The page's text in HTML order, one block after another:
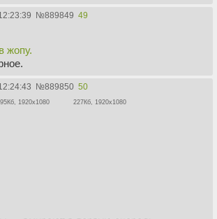
№889849 49
жопу.
№889850 50
1920x1080 227Кб, 1920x1080